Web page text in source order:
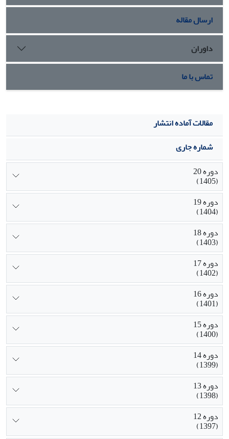
ارسال مقاله
داوران
تماس با ما
مقالات آماده انتشار
شماره جاری
دوره 20
(1405)
دوره 19
(1404)
دوره 18
(1403)
دوره 17
(1402)
دوره 16
(1401)
دوره 15
(1400)
دوره 14
(1399)
دوره 13
(1398)
دوره 12
(1397)